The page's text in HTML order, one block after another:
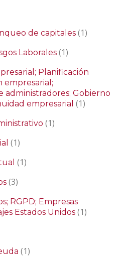
de capitales (1)
Laborales (1)
Planificación
empresarial;
administradores; Gobierno
empresarial (1)
(1)
(1)
(1)
(3)
RGPD; Empresas
Estados Unidos (1)
(1)